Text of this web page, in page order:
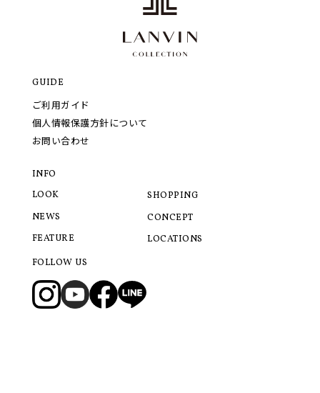
GUIDE
ご利用ガイド
個人情報保護方針について
お問い合わせ
INFO
LOOK
NEWS
FEATURE
SHOPPING
CONCEPT
LOCATIONS
FOLLOW US